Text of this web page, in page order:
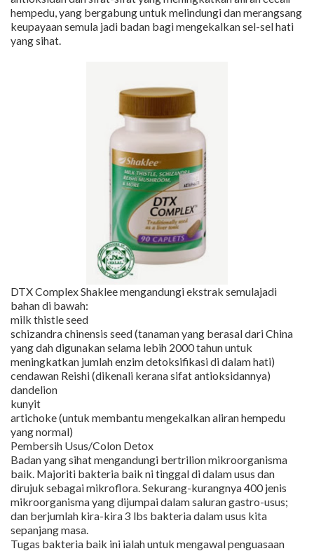
hempedu, yang bergabung untuk melindungi dan merangsang
keupayaan semula jadi badan bagi mengekalkan sel-sel hati
yang sihat.
DTX Complex Shaklee mengandungi ekstrak semulajadi
bahan di bawah:
milk thistle seed
schizandra chinensis seed (tanaman yang berasal dari China
yang dah digunakan selama lebih 2000 tahun untuk
meningkatkan jumlah enzim detoksifikasi di dalam hati)
cendawan Reishi (dikenali kerana sifat antioksidannya)
dandelion
kunyit
artichoke (untuk membantu mengekalkan aliran hempedu
yang normal)
Pembersih Usus/Colon Detox
Badan yang sihat mengandungi bertrilion mikroorganisma
baik. Majoriti bakteria baik ni tinggal di dalam usus dan
dirujuk sebagai mikroflora. Sekurang-kurangnya 400 jenis
mikroorganisma yang dijumpai dalam saluran gastro-usus;
dan berjumlah kira-kira 3 lbs bakteria dalam usus kita
sepanjang masa.
Tugas bakteria baik ini ialah untuk mengawal penguasaan